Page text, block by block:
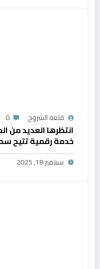
قلعة الشروح 0
انتظرها العديد من
خدمة رقمية تتيح
المغرب
سبتمبر 18, 2025